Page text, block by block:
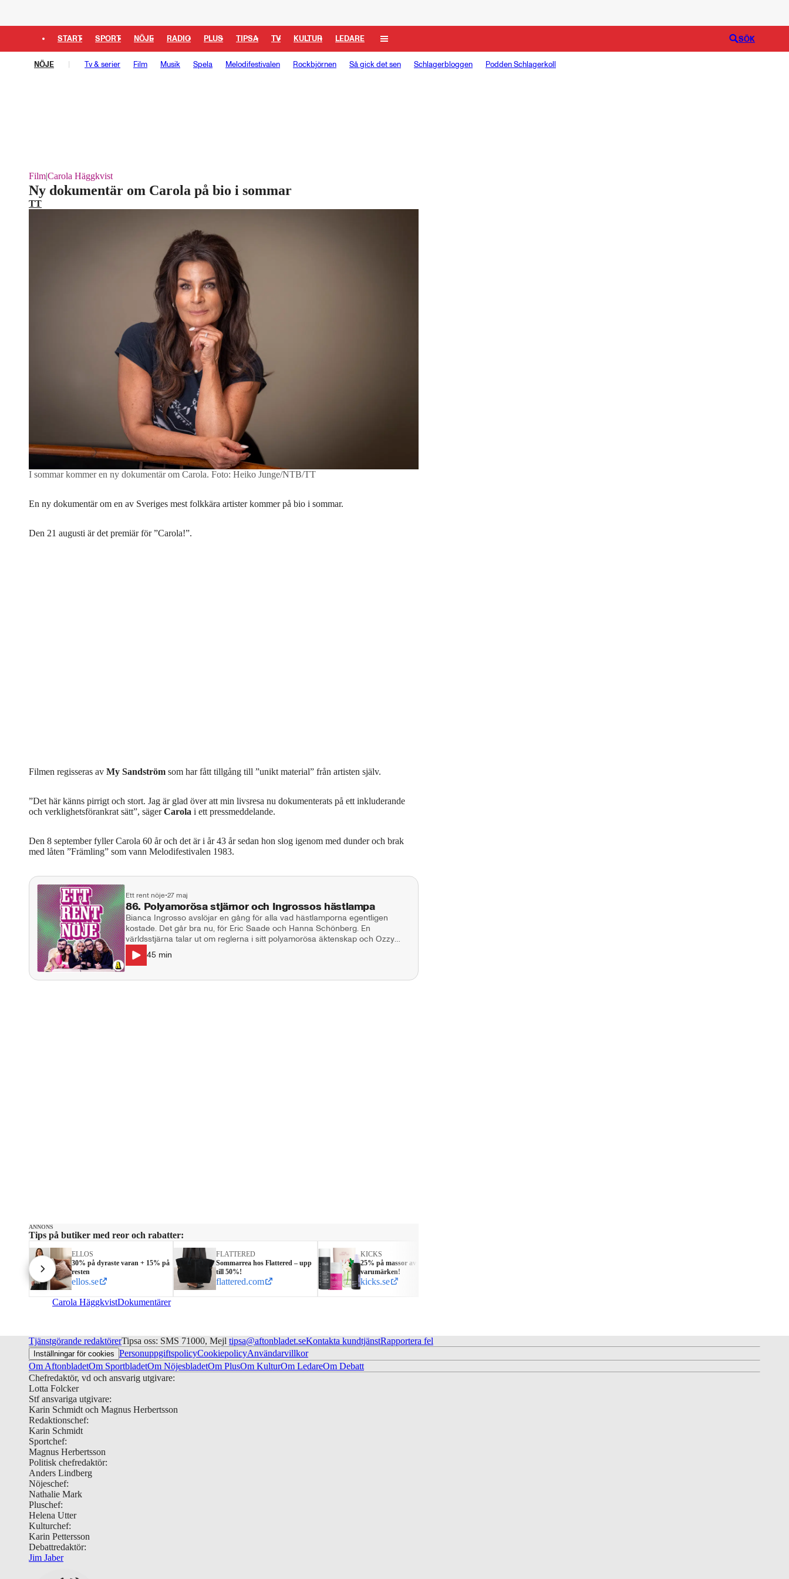
START SPORT NÖJE RADIO PLUS TIPSA TV KULTUR LEDARE SÖK
NÖJE Tv & serier Film Musik Spela Melodifestivalen Rockbjörnen Så gick det sen Schlagerbloggen Podden Schlagerkoll
Film|Carola Häggkvist
Ny dokumentär om Carola på bio i sommar
TT
I sommar kommer en ny dokumentär om Carola. Foto: Heiko Junge/NTB/TT
En ny dokumentär om en av Sveriges mest folkkära artister kommer på bio i sommar.
Den 21 augusti är det premiär för ”Carola!”.
Filmen regisseras av My Sandström som har fått tillgång till ”unikt material” från artisten själv.
”Det här känns pirrigt och stort. Jag är glad över att min livsresa nu dokumenterats på ett inkluderande
och verklighetsförankrat sätt”, sägerCarola i ett pressmeddelande.
Den 8 september fyller Carola 60 år och det är i år 43 år sedan hon slog igenom med dunder och brak
med låten ”Främling” som vann Melodifestivalen 1983.
Ett rent nöje•27 maj
86. Polyamorösa stjärnor och Ingrossos hästlampa
Bianca Ingrosso avslöjar en gång för alla vad hästlamporna egentligen
kostade. Det går bra nu, för Eric Saade och Hanna Schönberg. En
världsstjärna talar ut om reglerna i sitt polyamorösa äktenskap och Ozzy
Osbourne ska återuppstå. I studion: Natalie Demirian Genna, Markus
Larsson, Stina Dahlgren. Producent: Maja Andersson Kontakt:
45 min
ANNONS
Tips på butiker med reor och rabatter:
ELLOS
30% på dyraste varan + 15% på
resten
ellos.se
FLATTERED
Sommarrea hos Flattered – upp
till 50%!
flattered.com
KICKS
25% på massor av populära
varumärken!
kicks.se
Carola HäggkvistDokumentärer
Tjänstgörande redaktörerTipsa oss: SMS 71000, Mejl tipsa@aftonbladet.seKontakta kundtjänstRapportera fel
Inställningar för cookies PersonuppgiftspolicyCookiepolicyAnvändarvillkor
Om AftonbladetOm SportbladetOm NöjesbladetOm PlusOm KulturOm LedareOm Debatt
Chefredaktör, vd och ansvarig utgivare:
Lotta Folcker
Stf ansvariga utgivare:
Karin Schmidt och Magnus Herbertsson
Redaktionschef:
Karin Schmidt
Sportchef:
Magnus Herbertsson
Politisk chefredaktör:
Anders Lindberg
Nöjeschef:
Nathalie Mark
Pluschef:
Helena Utter
Kulturchef:
Karin Pettersson
Debattredaktör:
Jim Jaber